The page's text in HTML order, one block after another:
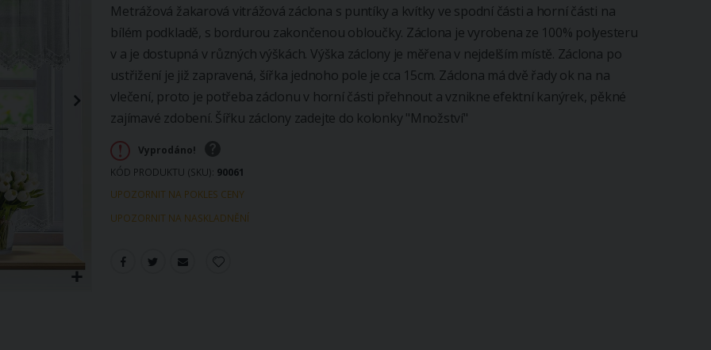
Metrážová žakarová vitrážová záclona s puntíky a kvítky ve spodní části a horní části na
bílém podkladě, s bordurou zakončenou obloučky. Záclona je vyrobena ze 100% polyesteru
v a je dostupná v různých výškách. Výška záclony je měřena v nejdelším místě. Záclona po
ustřižení je již zapravená, šířka jednoho pole je cca 15cm. Záclona má dvě řady ok na na
vlečení, proto je potřeba záclonu v horní části přehnout a vznikne efektní kanýrek, pěkné
zajímavé zdobení. Šířku záclony zadejte do kolonky "Množství"
Vyprodáno!
KÓD PRODUKTU (SKU) 90061
UPOZORNIT NA POKLES CENY
UPOZORNIT NA NASKLADNĚNÍ